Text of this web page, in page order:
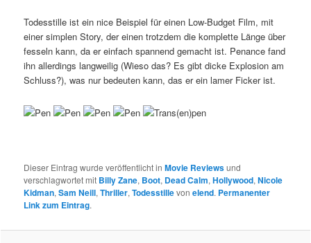
Todesstille ist ein nice Beispiel für einen Low-Budget Film, mit
einer simplen Story, der einen trotzdem die komplette Länge über
fesseln kann, da er einfach spannend gemacht ist. Penance fand
ihn allerdings langweilig (Wieso das? Es gibt dicke Explosion am
Schluss?), was nur bedeuten kann, das er ein lamer Ficker ist.
Dieser Eintrag wurde veröffentlicht inMovie Reviewsund
verschlagwortet mit Billy Zane, Boot, Dead Calm,Hollywood,Nicole
Kidman,Sam Neill,Thriller,Todesstillevonelend. Permanenter
Link zum Eintrag.